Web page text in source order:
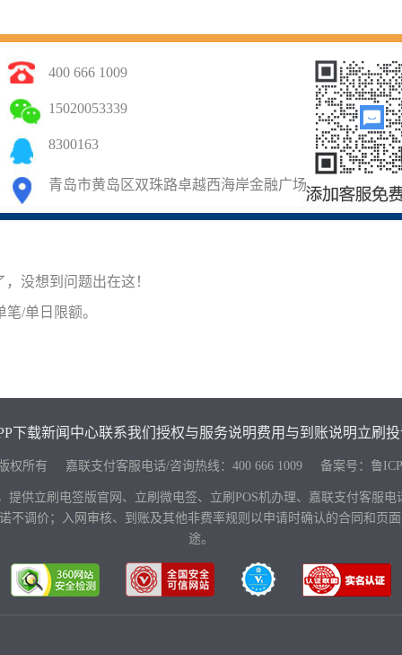
400 666 1009
15020053339
8300163
青岛市黄岛区双珠路卓越西海岸金融广场
没想到问题出在这！
/单日限额。
下载新闻中心联系我们 授权与服务说明费用与到账说明立刷
权所有 嘉联支付客服电话/咨询热线： 400 666 1009备案号： 鲁
供立刷电签版官网、立刷微电签、立刷POS机办理、嘉联支付客服
不调价；入网审核、到账及其他非费率规则以申请时确认的合同和页
途。